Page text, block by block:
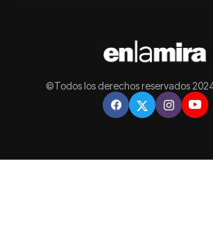
©Todos los derechos reservados